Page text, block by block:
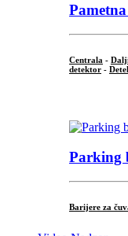
Centrala -
detektor -
Parking
Barijere za